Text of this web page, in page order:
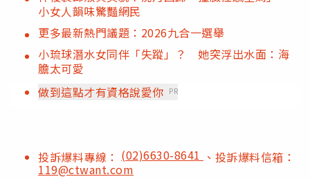
小女人韻味驚豔網民
更多最新熱門議題：2026九合一選舉
小琉球潛水女同伴「失蹤」？ 她突浮出水面：海
膽太可愛
做到這點才有資格說愛你 PR
投訴爆料專線： (02)6630-8641 、投訴爆料信箱：
119@ctwant.com